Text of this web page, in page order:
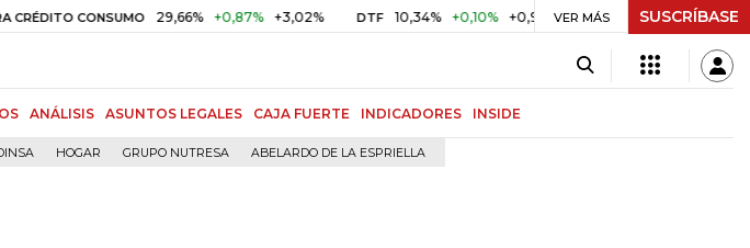
CONSUMO 29,66% +0,87% +3,02% DTF 10,34% +0,10% +0,98% UVR $ 416,96 +$ 0,05 +0,01%
VER MÁS SUSCRÍBASE
ANÁLISIS ASUNTOS LEGALES CAJA FUERTE INDICADORES INSIDE
HOGAR GRUPO NUTRESA ABELARDO DE LA ESPRIELLA